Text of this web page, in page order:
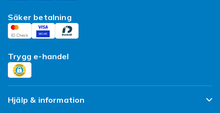
Ball Serie är till exempel en L.O.L. Surprise
produkt som du måste öppna för att få veta
vad det är för filur som gömmer sig däri —
kanske får du ett klistermärke med ett hemligt
meddelande på, ett tillbehör och en Lil Sister
att lägga till samlingen! Självklart kan du som
förälder alltid kolla i produktbeskrivningen för
att få reda på exakt vad överraskningen är för
något, men berätta inte för barnet som ska bli
Säker betalning
Trygg e-handel
Hjälp & information